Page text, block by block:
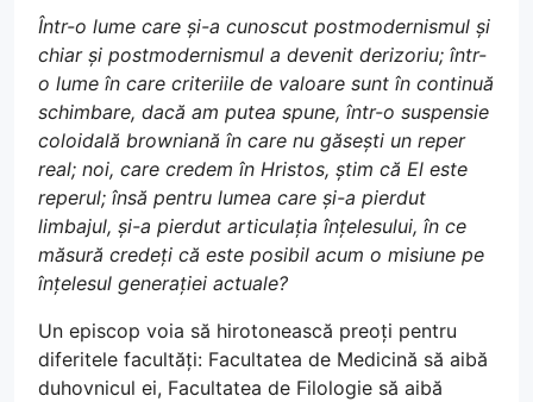
Într-o lume care și-a cunoscut postmodernismul și
chiar și postmodernismul a devenit derizoriu; într-
o lume în care criteriile de valoare sunt în continuă
schimbare, dacă am putea spune, într-o suspensie
coloidală browniană în care nu găsești un reper
real; noi, care credem în Hristos, știm că El este
reperul; însă pentru lumea care și-a pierdut
limbajul, și-a pierdut articulația înțelesului, în ce
măsură credeți că este posibil acum o misiune pe
înțelesul generației actuale?
Un episcop voia să hirotonească preoți pentru
diferitele facultăți: Facultatea de Medicină să aibă
duhovnicul ei, Facultatea de Filologie să aibă